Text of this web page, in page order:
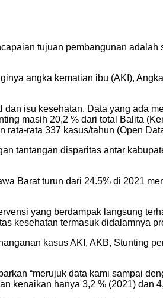
tujuan pembangunan
angka kematian ibu (AKI),
isu kesehatan. Data yang ada
masih 20,2 % dari total Balita
rata-rata 337 kasus/tahun (Open
tantangan disparitas antar
Barat turun dari 24.5% di 2021
yang berdampak langsung
kesehatan termasuk didalamnya
kasus AKI, AKB, Stunting
“merujuk data kami sampai
kenaikan hanya 3,2 % (2021) dan